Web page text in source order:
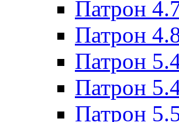
Патрон
Патрон
Патрон
Патрон
Патрон